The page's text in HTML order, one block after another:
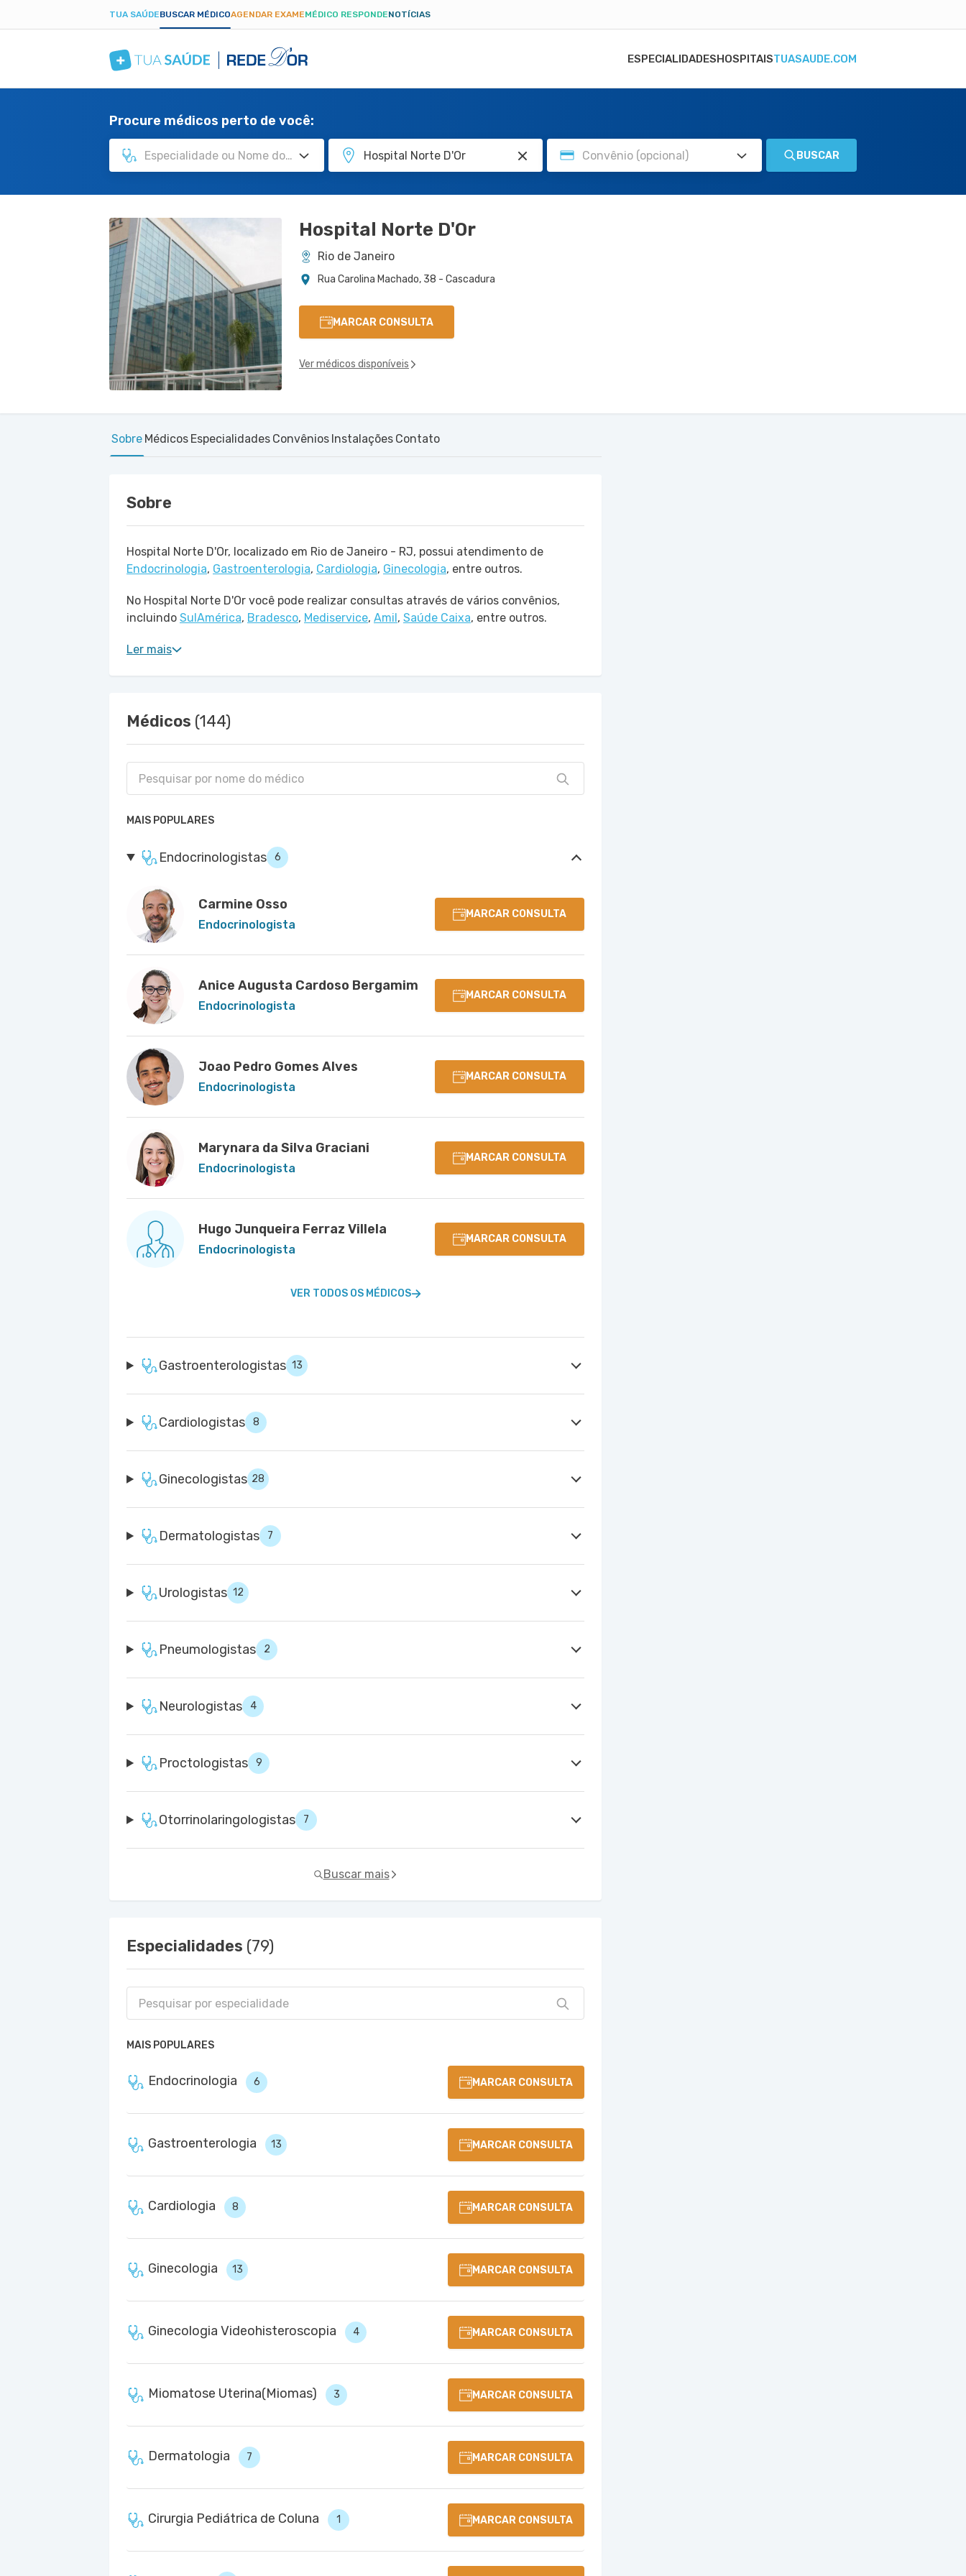
TUA SAÚDEBUSCAR MÉDICOAGENDAR EXAMEMÉDICO RESPONDENOTÍCIAS
ESPECIALIDADESHOSPITAISTUASAUDE.COM
Procure médicos perto de você:
BUSCAR
Hospital Norte D'Or
Rio de Janeiro
Rua Carolina Machado, 38 - Cascadura
MARCAR CONSULTA
Ver médicos disponíveis
Sobre Médicos Especialidades Convênios Instalações Contato
Sobre
Hospital Norte D'Or, localizado em Rio de Janeiro - RJ, possui atendimento de
Endocrinologia, Gastroenterologia, Cardiologia, Ginecologia, entre outros.
No Hospital Norte D'Or você pode realizar consultas através de vários convênios,
incluindo SulAmérica, Bradesco, Mediservice, Amil, Saúde Caixa, entre outros.
Ler mais
Médicos (144)
MAIS POPULARES
Endocrinologistas 6
Carmine Osso
Endocrinologista
MARCAR CONSULTA
Anice Augusta Cardoso Bergamim
Endocrinologista
MARCAR CONSULTA
Joao Pedro Gomes Alves
Endocrinologista
MARCAR CONSULTA
Marynara da Silva Graciani
Endocrinologista
MARCAR CONSULTA
Hugo Junqueira Ferraz Villela
Endocrinologista
MARCAR CONSULTA
VER TODOS OS MÉDICOS
Gastroenterologistas 13
Cardiologistas 8
Ginecologistas 28
Dermatologistas 7
Urologistas 12
Pneumologistas 2
Neurologistas 4
Proctologistas 9
Otorrinolaringologistas 7
Buscar mais
Especialidades (79)
MAIS POPULARES
Endocrinologia 6 MARCAR CONSULTA
Gastroenterologia 13 MARCAR CONSULTA
Cardiologia 8 MARCAR CONSULTA
Ginecologia 13 MARCAR CONSULTA
Ginecologia Videohisteroscopia 4 MARCAR CONSULTA
Miomatose Uterina(Miomas) 3 MARCAR CONSULTA
Dermatologia 7 MARCAR CONSULTA
Cirurgia Pediátrica de Coluna 1 MARCAR CONSULTA